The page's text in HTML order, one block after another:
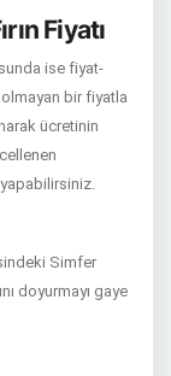
Fiyatı
ise fiyat-
bir fiyatla
ücretinin
yapabilirsiniz.
Simfer
doyurmayı gaye